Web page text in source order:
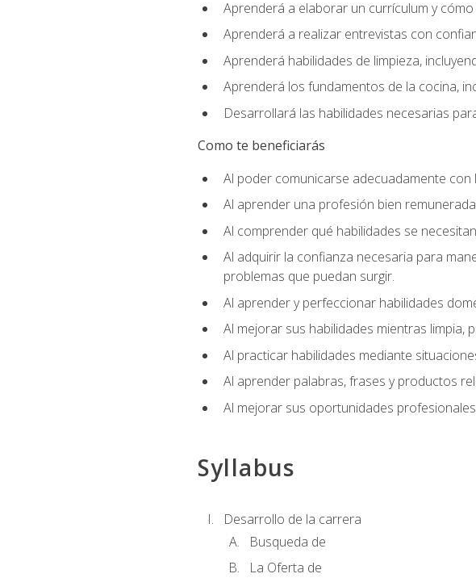
Aprenderá a elaborar un currículum y
Aprenderá a realizar entrevistas con
Aprenderá habilidades de limpieza,
Aprenderá los fundamentos de la cocina,
Desarrollará las habilidades necesarias
Como te beneficiarás
Al poder comunicarse adecuadamente
Al aprender una profesión bien
Al comprender qué habilidades se
Al adquirir la confianza necesaria para
problemas que puedan surgir.
Al aprender y perfeccionar habilidades
Al mejorar sus habilidades mientras limpia,
Al practicar habilidades mediante
Al aprender palabras, frases y productos
Al mejorar sus oportunidades
Syllabus
Desarrollo de la carrera
Busqueda de
La Oferta de